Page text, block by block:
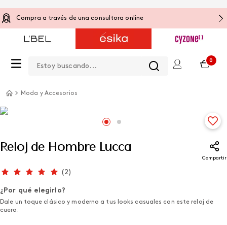
Compra a través de una consultora online
0
Moda y Accesorios
Reloj de Hombre Lucca
Compartir
(2)
¿Por qué elegirlo?
Dale un toque clásico y moderno a tus looks casuales con este reloj de
cuero.